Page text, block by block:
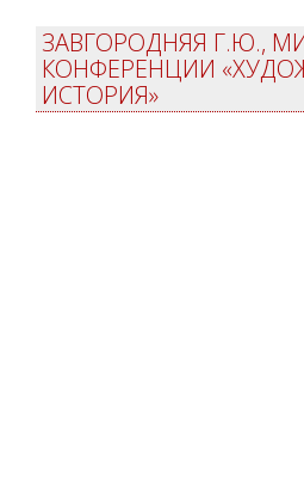
ЗАВГОРОДНЯЯ Г.Ю.,
КОНФЕРЕНЦИИ
ИСТОРИЯ»